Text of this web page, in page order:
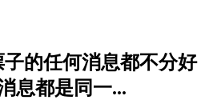
的任何消息都不分好
息都是同一...